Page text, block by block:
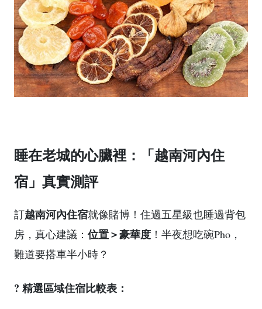
睡在老城的心臟裡：「越南河內住
宿」真實測評
訂越南河內住宿就像賭博！住過五星級也睡過背包
房，真心建議： 位置＞豪華度 ！半夜想吃碗Pho，
難道要搭車半小時？
? 精選區域住宿比較表：